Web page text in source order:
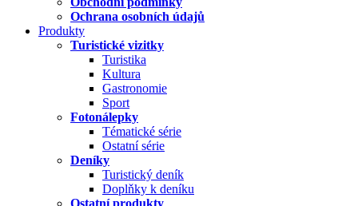
Ochrana osobních údajů
Produkty
Turistické vizitky
Turistika
Kultura
Gastronomie
Sport
Fotonálepky
Tématické série
Ostatní série
Deníky
Turistický deník
Doplňky k deníku
Ostatní produkty